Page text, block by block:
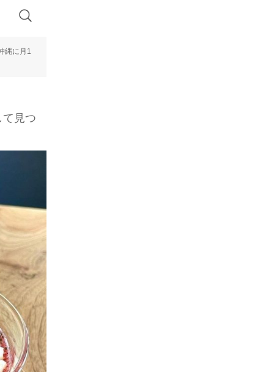
縄に月1
て見つ